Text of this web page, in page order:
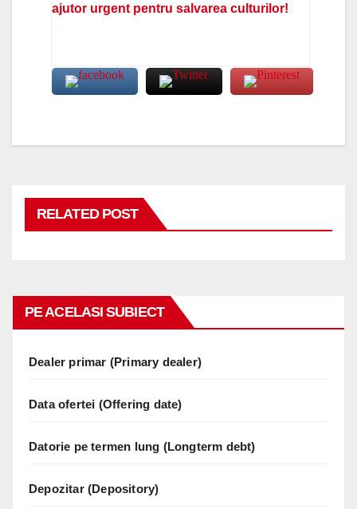
ajutor urgent pentru salvarea culturilor!
RELATED POST
PE ACELASI SUBIECT
Dealer primar (Primary dealer)
Data ofertei (Offering date)
Datorie pe termen lung (Longterm debt)
Depozitar (Depository)